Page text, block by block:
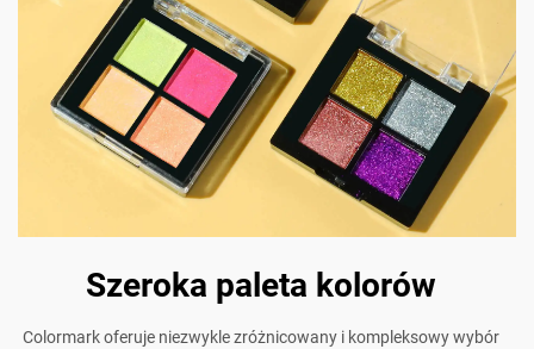
Szeroka paleta kolorów
Colormark oferuje niezwykle zróżnicowany i kompleksowy wybór